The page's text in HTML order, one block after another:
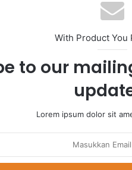
With Product You
to our
Lorem ipsum dolor sit